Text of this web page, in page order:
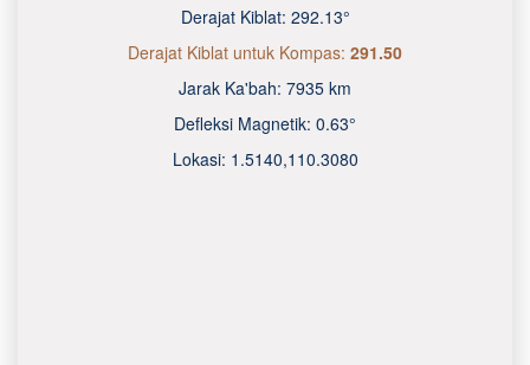
Derajat Kiblat: 292.13°
Derajat Kiblat untuk Kompas: 291.50
Jarak Ka'bah: 7935 km
Defleksi Magnetik: 0.63°
Lokasi: 1.5140,110.3080